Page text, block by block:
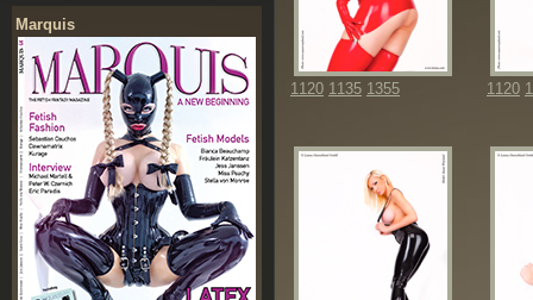
Marquis
1120 1135 1355 1120